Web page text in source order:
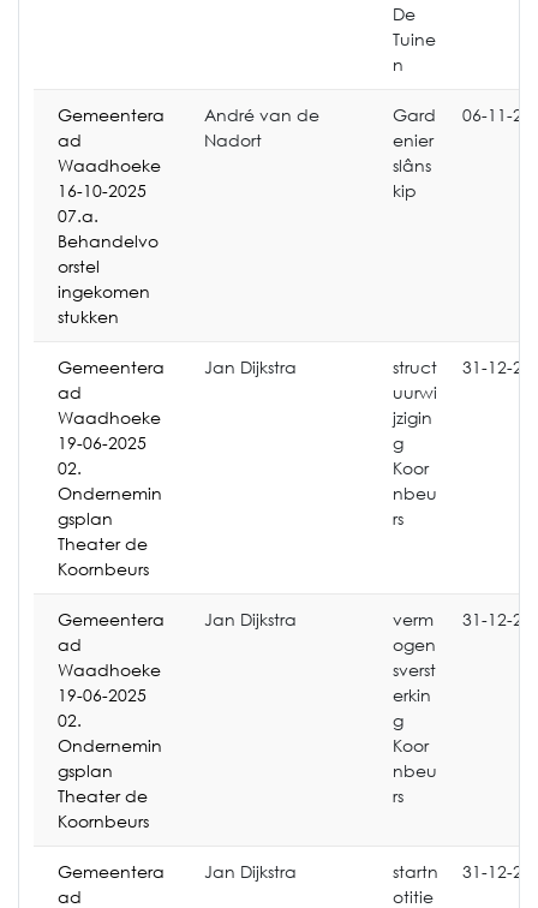
De
Tuine
n
Gemeentera
ad
Waadhoeke
16-10-2025
07.a.
Behandelvo
orstel
ingekomen
stukken
André van de
Nadort
Gard
enier
slâns
kip
06-11-
Gemeentera
ad
Waadhoeke
19-06-2025
02.
Ondernemin
gsplan
Theater de
Koornbeurs
Jan Dijkstra
struct
uurwi
jzigin
g
Koor
nbeu
rs
31-12-
Gemeentera
ad
Waadhoeke
19-06-2025
02.
Ondernemin
gsplan
Theater de
Koornbeurs
Jan Dijkstra
verm
ogen
sverst
erkin
g
Koor
nbeu
rs
31-12-
Gemeentera
ad
Jan Dijkstra
startn
otitie
31-12-